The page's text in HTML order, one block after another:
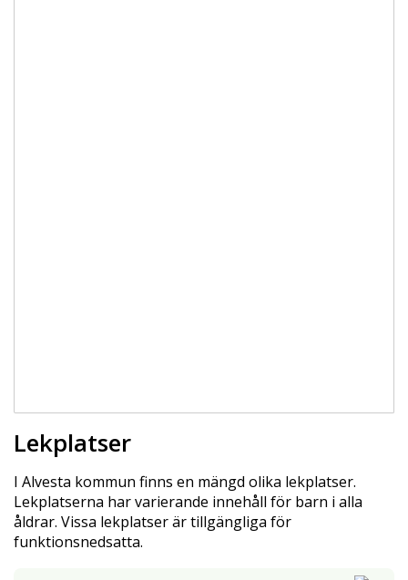
Lekplatser
I Alvesta kommun finns en mängd olika lekplatser.
Lekplatserna har varierande innehåll för barn i alla
åldrar. Vissa lekplatser är tillgängliga för
funktionsnedsatta.